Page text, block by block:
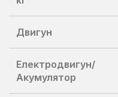
Двигун
Електродвигун/
Акумулятор